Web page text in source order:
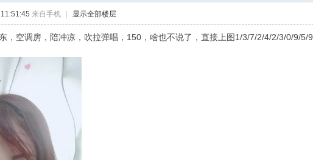
来自手机 显示全部楼层
，空调房，陪冲凉，吹拉弹唱，150，啥也不说了，直接上图1/3/7/2/4/2/3/0/9/5/9